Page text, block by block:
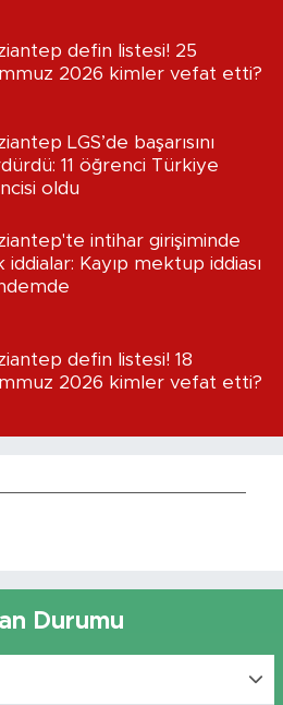
defin listesi! 25
2026 kimler vefat etti?
LGS’de başarısını
11 öğrenci Türkiye
oldu
intihar girişiminde
iddialar: Kayıp mektup iddiası
defin listesi! 18
2026 kimler vefat etti?
Durumu